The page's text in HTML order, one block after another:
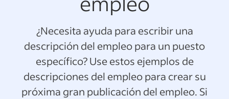
¿Necesita ayuda para escribir una
descripción del empleo para un puesto
específico? Use estos ejemplos de
descripciones del empleo para crear su
próxima gran publicación del empleo. Si